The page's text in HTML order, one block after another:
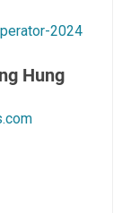
2024
Hung